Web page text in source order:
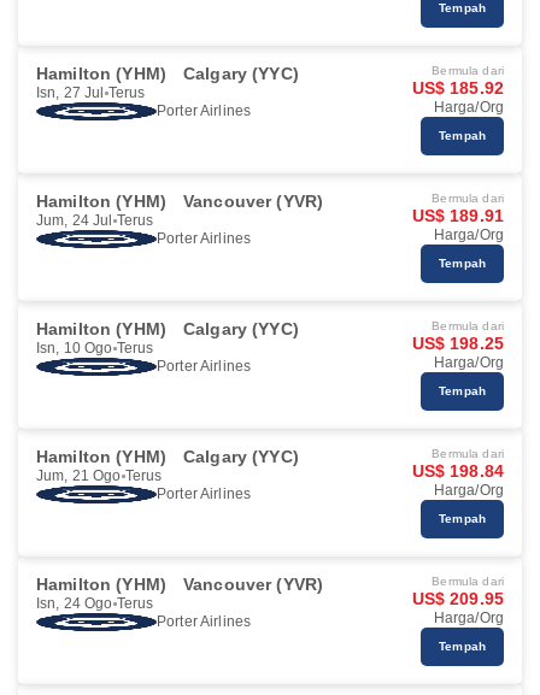
Tempah
Hamilton (YHM) Calgary (YYC)
Isn, 27 Jul Terus
Porter Airlines
Bermula dari
US$ 185.92
Harga/Org
Tempah
Hamilton (YHM) Vancouver (YVR)
Jum, 24 Jul Terus
Porter Airlines
Bermula dari
US$ 189.91
Harga/Org
Tempah
Hamilton (YHM) Calgary (YYC)
Isn, 10 Ogo Terus
Porter Airlines
Bermula dari
US$ 198.25
Harga/Org
Tempah
Hamilton (YHM) Calgary (YYC)
Jum, 21 Ogo Terus
Porter Airlines
Bermula dari
US$ 198.84
Harga/Org
Tempah
Hamilton (YHM) Vancouver (YVR)
Isn, 24 Ogo Terus
Porter Airlines
Bermula dari
US$ 209.95
Harga/Org
Tempah